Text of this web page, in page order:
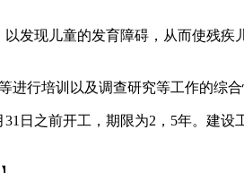
发现儿童的发育障碍，从而使残
行培训以及调查研究等工作的综
日之前开工，期限为2，5年。建设